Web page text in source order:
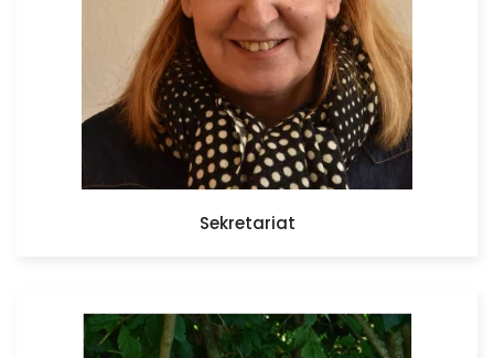
Sekretariat